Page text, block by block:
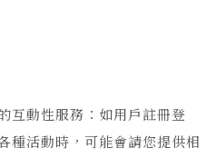
互動性服務：如用戶註冊登
種活動時，可能會請您提供相